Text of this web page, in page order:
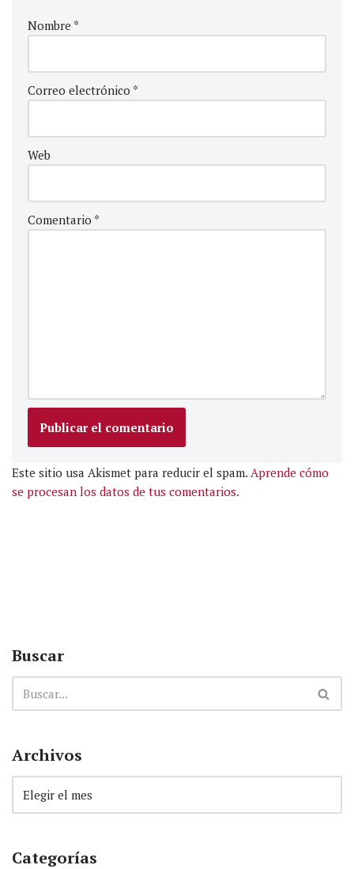
Nombre *
Correo electrónico *
Web
Comentario *
Este sitio usa Akismet para reducir el spam. Aprende cómo
se procesan los datos de tus comentarios.
Buscar
Archivos
Categorías